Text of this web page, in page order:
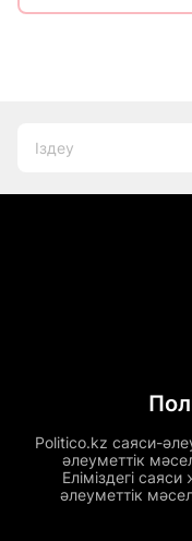
Politico.kz саяси-
әлеуметтік
Еліміздегі
әлеуметтік